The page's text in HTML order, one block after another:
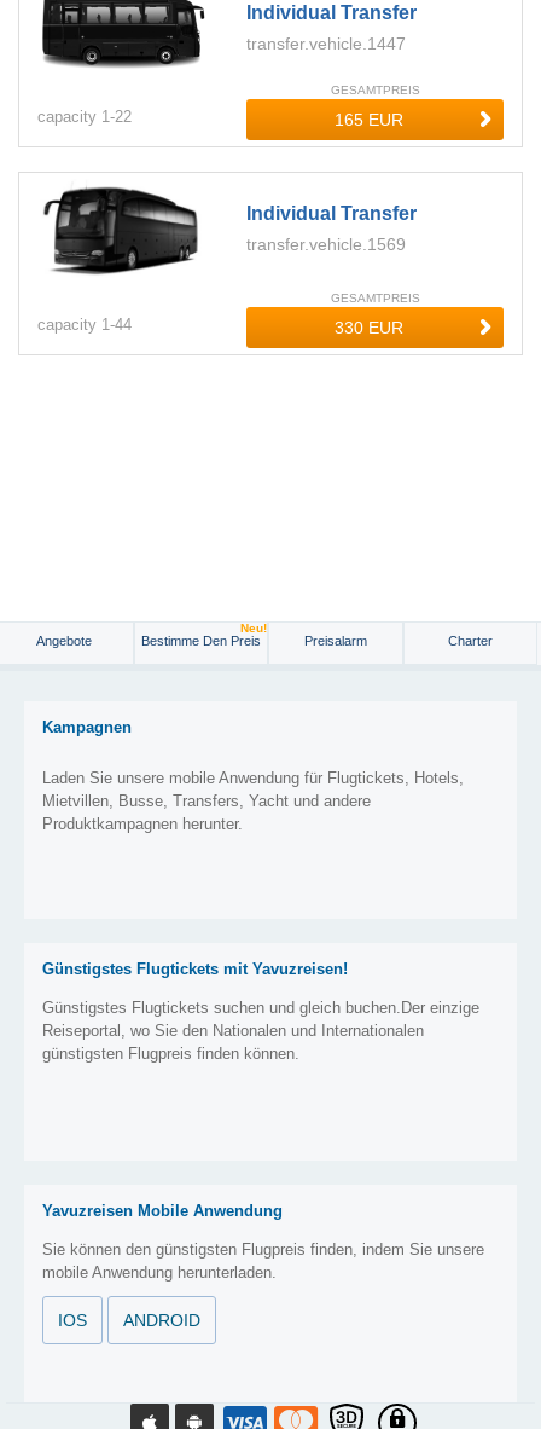
Individual Transfer
transfer.vehicle.1447
capacity 1-22
GESAMTPREIS
Individual Transfer
transfer.vehicle.1569
capacity 1-44
GESAMTPREIS
Angebote Bestimme Den Preis
Neu!
Preisalarm Charter
Kampagnen
Laden Sie unsere mobile Anwendung für Flugtickets, Hotels,
Mietvillen, Busse, Transfers, Yacht und andere
Produktkampagnen herunter.
Günstigstes Flugtickets mit Yavuzreisen!
Günstigstes Flugtickets suchen und gleich buchen.Der einzige
Reiseportal, wo Sie den Nationalen und Internationalen
günstigsten Flugpreis finden können.
Yavuzreisen Mobile Anwendung
Sie können den günstigsten Flugpreis finden, indem Sie unsere
mobile Anwendung herunterladen.
IOS ANDROID